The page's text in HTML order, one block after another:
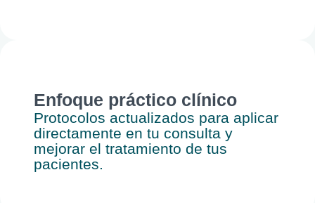
Enfoque práctico clínico
Protocolos actualizados para aplicar
directamente en tu consulta y
mejorar el tratamiento de tus
pacientes.